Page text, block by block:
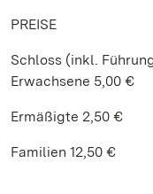
PREISE
Schloss (inkl.
Erwachsene 5,00 €
Ermäßigte 2,50 €
Familien 12,50 €